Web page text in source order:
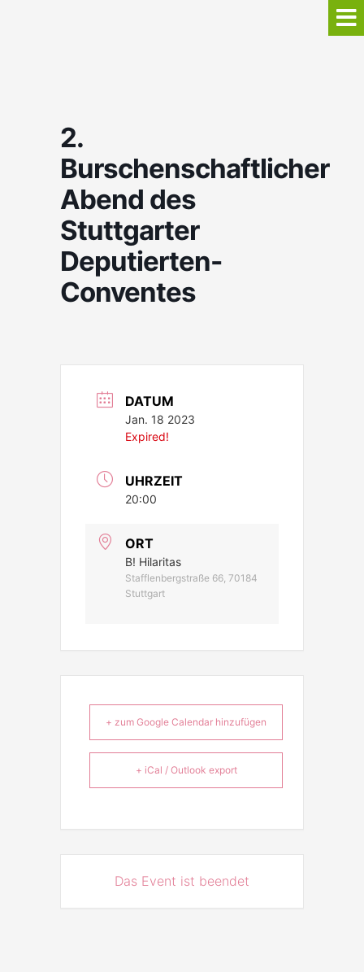
2.
Burschenschaftlicher
Abend des
Stuttgarter
Deputierten-
Conventes
DATUM
Jan. 18 2023
Expired!
UHRZEIT
20:00
ORT
B! Hilaritas
Stafflenbergstraße 66, 70184
Stuttgart
+ zum Google Calendar hinzufügen
+ iCal / Outlook export
Das Event ist beendet